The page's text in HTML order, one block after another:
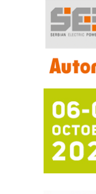
RILINEX
FANUC:
mrežnog
Potpuna
sistema